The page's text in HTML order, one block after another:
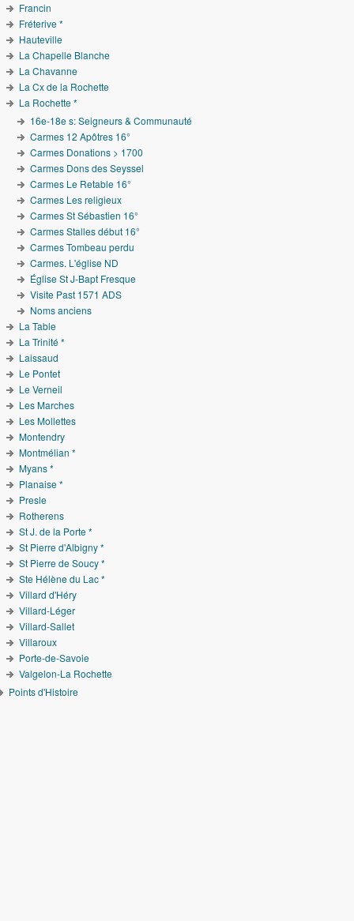
Francin
Fréterive *
Hauteville
La Chapelle Blanche
La Chavanne
La Cx de la Rochette
La Rochette *
16e-18e s: Seigneurs & Communauté
Carmes 12 Apôtres 16°
Carmes Donations > 1700
Carmes Dons des Seyssel
Carmes Le Retable 16°
Carmes Les religieux
Carmes St Sébastien 16°
Carmes Stalles début 16°
Carmes Tombeau perdu
Carmes. L'église ND
Église St J-Bapt Fresque
Visite Past 1571 ADS
Noms anciens
La Table
La Trinité *
Laissaud
Le Pontet
Le Verneil
Les Marches
Les Mollettes
Montendry
Montmélian *
Myans *
Planaise *
Presle
Rotherens
St J. de la Porte *
St Pierre d'Albigny *
St Pierre de Soucy *
Ste Hélène du Lac *
Villard d'Héry
Villard-Léger
Villard-Sallet
Villaroux
Porte-de-Savoie
Valgelon-La Rochette
Points d'Histoire